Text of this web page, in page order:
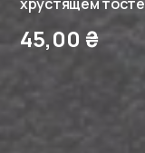
45,00 ₴